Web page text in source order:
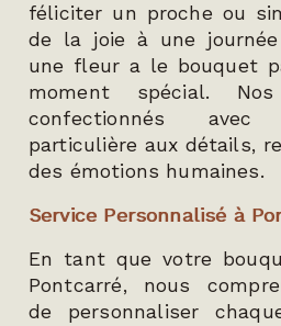
féliciter un proche ou
de la joie à une journée
une fleur a le bouquet
moment spécial.
confectionnés
particulière aux détails,
des émotions humaines.
Service Personnalisé à
En tant que votre
Pontcarré, nous
de personnaliser